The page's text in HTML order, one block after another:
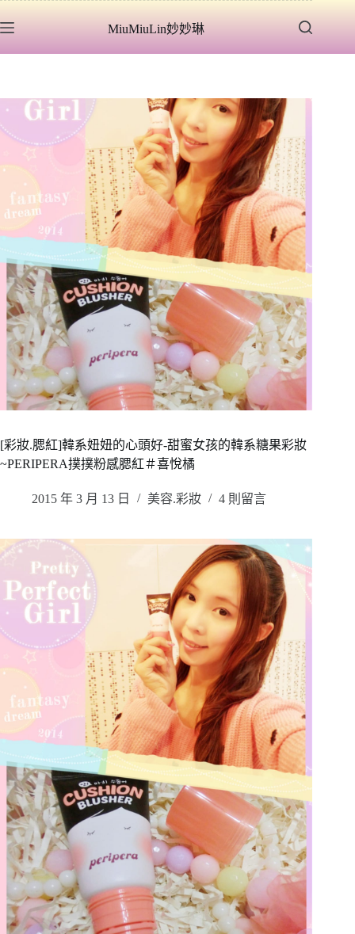
至
MiuMiuLin妙妙琳
[彩妝.腮紅]韓系妞妞的心頭好-甜蜜女孩的韓系糖果彩妝
~PERIPERA撲撲粉感腮紅＃喜悅橘
2015 年 3 月 13 日 美容.彩妝 4 則留言